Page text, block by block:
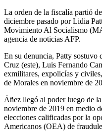
agencia de noticias AFP.
En su denuncia, Patty sostuvo
Cruz (este), Luis Fernando
de Morales en noviembre de
Áñez llegó al poder luego de
noviembre de 2019 en medio
Americanos (OEA) de
Ejerció el Gobierno hasta
actual mandatario, el masista